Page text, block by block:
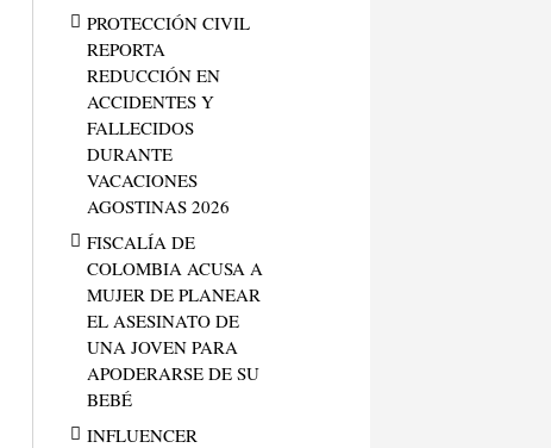
PROTECCIÓN CIVIL
REPORTA
REDUCCIÓN EN
ACCIDENTES Y
FALLECIDOS
DURANTE
VACACIONES
AGOSTINAS 2026
FISCALÍA DE
COLOMBIA ACUSA A
MUJER DE PLANEAR
EL ASESINATO DE
UNA JOVEN PARA
APODERARSE DE SU
BEBÉ
INFLUENCER